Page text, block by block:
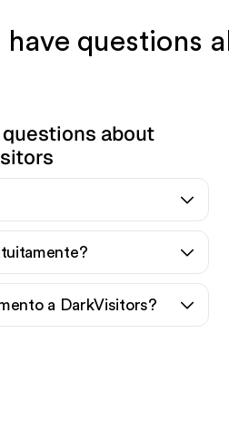
have questions
about
a DarkVisitors?